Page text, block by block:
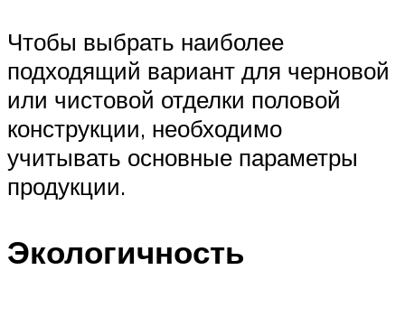
Чтобы выбрать наиболее
подходящий вариант для черновой
или чистовой отделки половой
конструкции, необходимо
учитывать основные параметры
продукции.
Экологичность